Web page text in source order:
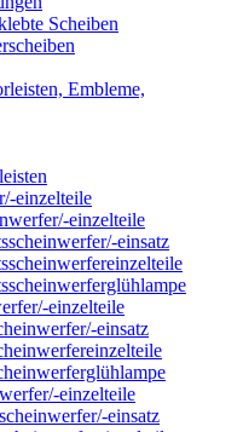
Scheiben
Embleme,
einzelteile
einzelteile
einsatz
einzelteile
einsatz
einzelteile
einsatz